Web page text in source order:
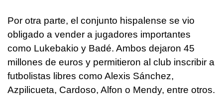
Por otra parte, el conjunto hispalense se vio
obligado a vender a jugadores importantes
como Lukebakio y Badé. Ambos dejaron 45
millones de euros y permitieron al club inscribir a
futbolistas libres como Alexis Sánchez,
Azpilicueta, Cardoso, Alfon o Mendy, entre otros.